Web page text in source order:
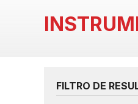
FILTRO DE